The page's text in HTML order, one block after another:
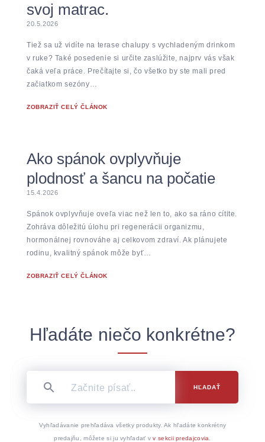
svoj matrac.
20.5.2026
Tiež sa už vidíte na terase chalupy s vychladeným drinkom
v ruke? Také posedenie si určite zaslúžite, najprv vás však
čaká veľa práce. Prečítajte si, čo všetko by ste mali pred
začiatkom sezóny…
ZOBRAZIŤ CELÝ ČLÁNOK
Ako spánok ovplyvňuje
plodnosť a šancu na počatie
15.4.2026
Spánok ovplyvňuje oveľa viac než len to, ako sa ráno cítite.
Zohráva dôležitú úlohu pri regenerácii organizmu,
hormonálnej rovnováhe aj celkovom zdraví. Ak plánujete
rodinu, kvalitný spánok môže byť…
ZOBRAZIŤ CELÝ ČLÁNOK
Hľadáte niečo konkrétne?
HĽADAŤ
Vyhľadávanie prehľadáva všetky produkty. Ak hľadáte konkrétny
predajňu, môžete si ju vyhľadať vv sekcii predajcovia